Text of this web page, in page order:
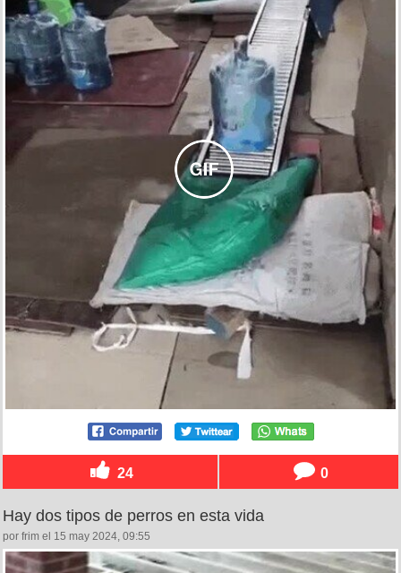
24 0
Hay dos tipos de perros en esta vida
por frim el 15 may 2024, 09:55